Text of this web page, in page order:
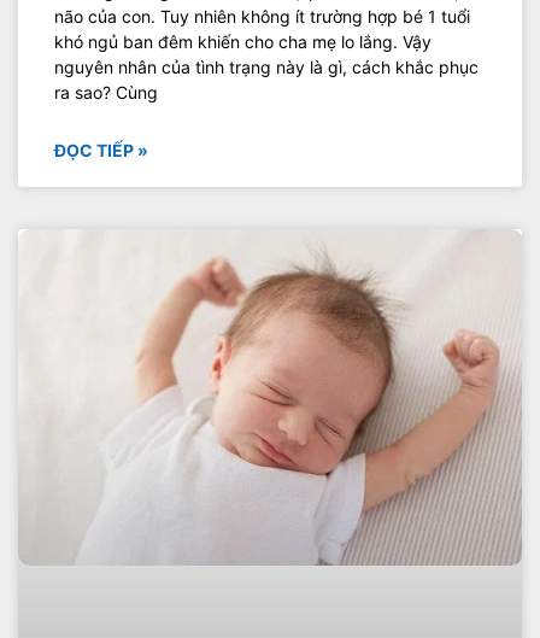
não của con. Tuy nhiên không ít trường hợp bé 1 tuổi
khó ngủ ban đêm khiến cho cha mẹ lo lắng. Vậy
nguyên nhân của tình trạng này là gì, cách khắc phục
ra sao? Cùng
ĐỌC TIẾP »